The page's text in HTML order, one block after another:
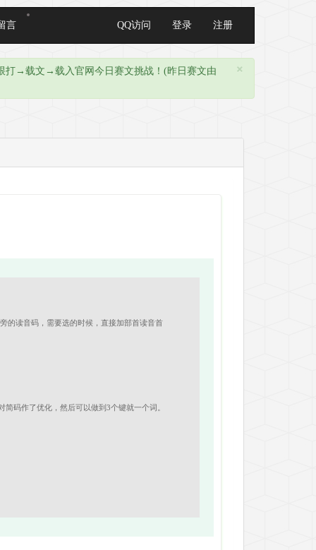
言 注册
登录
QQ访问
×
打→载文→载入官网今日赛文挑战！(昨日赛文由
的读音码，需要选的时候，直接加部首读音首
码作了优化，然后可以做到3个键就一个词。